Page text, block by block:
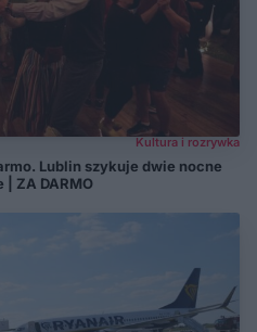
Kultura i rozrywka
Lublin szykuje dwie nocne
ZA DARMO